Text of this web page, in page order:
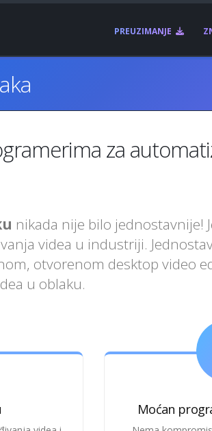
PREUZIMANJE
za
nikada nije bilo jednostavnije!
videa u industriji.
otvorenom desktop video
u oblaku.
Moćan